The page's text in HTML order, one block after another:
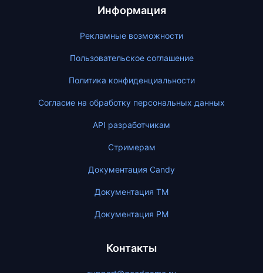
Информация
Рекламные возможности
Пользовательское соглашение
Политика конфиденциальности
Согласие на обработку персональных данных
API разработчикам
Стримерам
Документация Candy
Документация ТМ
Документация PM
Контакты